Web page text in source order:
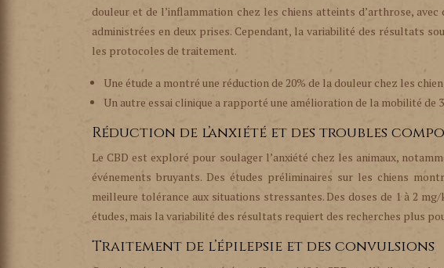
douleur et de l’inflammation chez les chiens atteints d’arthrose,
administrées en deux prises. Cependant, la variabilité des résultats
les protocoles de traitement.
Une étude a montré une réduction de 20% de la douleur chez les
Un autre essai clinique a rapporté une amélioration de la mobilité
Réduction de l’anxiété et des troubles
Le CBD est exploré pour soulager l’anxiété chez les animaux,
événements bruyants. Des études préliminaires sur les chiens
meilleure tolérance aux situations stressantes. Des doses de 1 à 2
études, mais la variabilité des résultats requiert des recherches plus
Traitement de l’épilepsie et des convulsions